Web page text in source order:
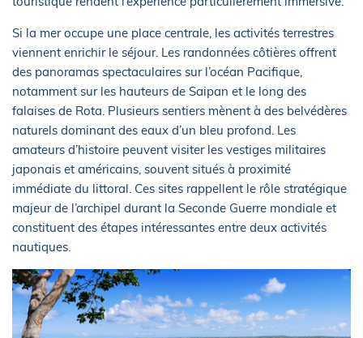
Si la mer occupe une place centrale, les activités terrestres
viennent enrichir le séjour. Les randonnées côtières offrent
des panoramas spectaculaires sur l’océan Pacifique,
notamment sur les hauteurs de Saipan et le long des
falaises de Rota. Plusieurs sentiers mènent à des belvédères
naturels dominant des eaux d’un bleu profond. Les
amateurs d’histoire peuvent visiter les vestiges militaires
japonais et américains, souvent situés à proximité
immédiate du littoral. Ces sites rappellent le rôle stratégique
majeur de l’archipel durant la Seconde Guerre mondiale et
constituent des étapes intéressantes entre deux activités
nautiques.